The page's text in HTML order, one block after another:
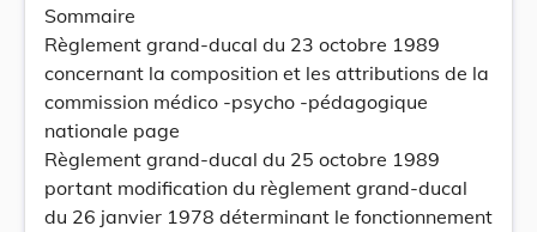
Sommaire
Règlement grand-ducal du 23 octobre 1989
concernant la composition et les attributions de la
commission médico -psycho -pédagogique
nationale page
Règlement grand-ducal du 25 octobre 1989
portant modification du règlement grand-ducal
du 26 janvier 1978 déterminant le fonctionnement